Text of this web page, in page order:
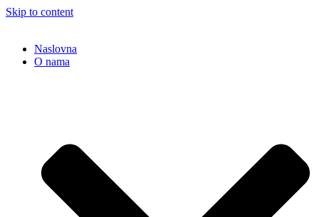
Skip to content
Naslovna
O nama